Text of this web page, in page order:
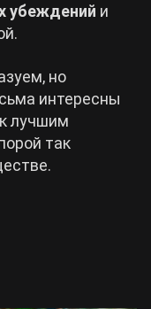
убеждений и
но
интересны
лучшим
так